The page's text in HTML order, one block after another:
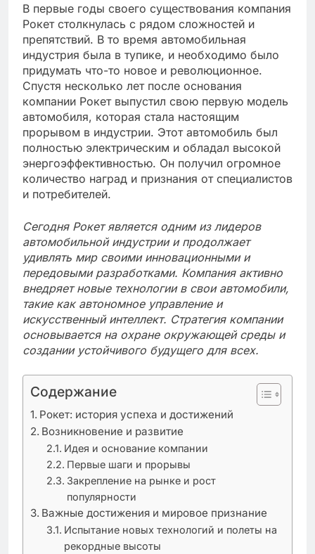
В первые годы своего существования компания
Рокет столкнулась с рядом сложностей и
препятствий. В то время автомобильная
индустрия была в тупике, и необходимо было
придумать что-то новое и революционное.
Спустя несколько лет после основания
компании Рокет выпустил свою первую модель
автомобиля, которая стала настоящим
прорывом в индустрии. Этот автомобиль был
полностью электрическим и обладал высокой
энергоэффективностью. Он получил огромное
количество наград и признания от специалистов
и потребителей.
Сегодня Рокет является одним из лидеров
автомобильной индустрии и продолжает
удивлять мир своими инновационными и
передовыми разработками. Компания активно
внедряет новые технологии в свои автомобили,
такие как автономное управление и
искусственный интеллект. Стратегия компании
основывается на охране окружающей среды и
создании устойчивого будущего для всех.
Содержание
Рокет: история успеха и достижений
Возникновение и развитие
Идея и основание компании
Первые шаги и прорывы
Закрепление на рынке и рост
популярности
Важные достижения и мировое признание
Испытание новых технологий и полеты на
рекордные высоты